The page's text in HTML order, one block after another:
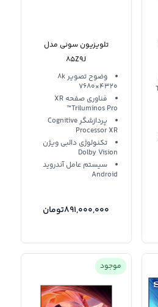
تلویزیون سونی مدل
85Z9J
وضوح تصویر 8k
7680×4320
فناوری صفحه XR
Triluminos Pro™
پردازشگر Cognitive
Processor XR
تکنولوژی دالبی ویژن
Dolby Vision
سیستم عامل آندروید
Android
891,000,000تومان
موجود